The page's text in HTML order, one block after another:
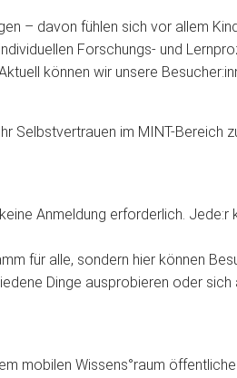
– davon fühlen sich vor allem
Forschungs- und
können wir unsere
Selbstvertrauen im MINT-
Anmeldung erforderlich.
für alle, sondern hier können
Dinge ausprobieren oder
mobilen Wissens°raum